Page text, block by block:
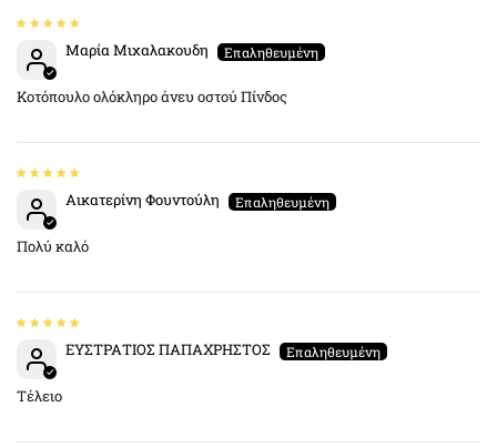
Μαρία Μιχαλακουδη
Κοτόπουλο ολόκληρο άνευ οστού Πίνδος
Αικατερίνη Φουντούλη
Πολύ καλό
ΕΥΣΤΡΑΤΙΟΣ ΠΑΠΑΧΡΗΣΤΟΣ
Τέλειο